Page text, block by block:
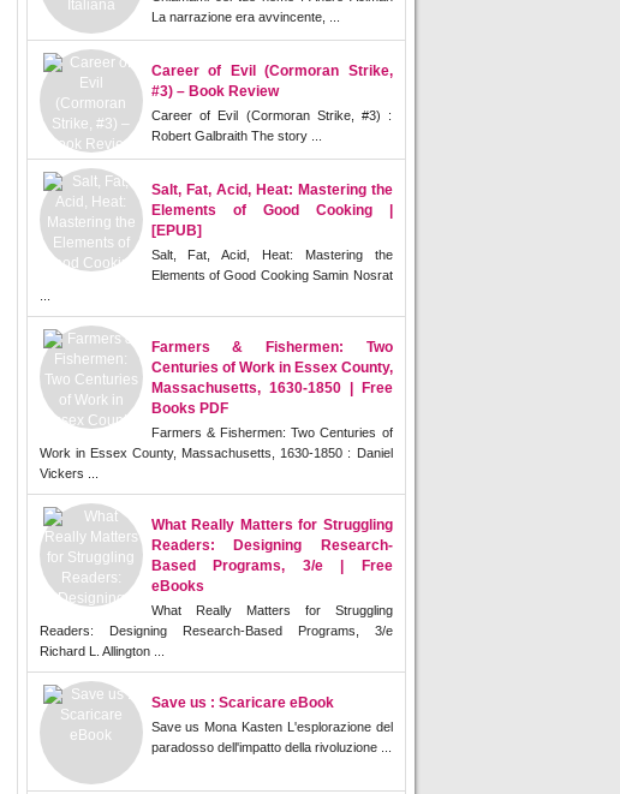
La narrazione era avvincente, ...
Career of Evil (Cormoran Strike,
#3) – Book Review
Career of Evil (Cormoran Strike, #3) :
Robert Galbraith The story ...
Salt, Fat, Acid, Heat: Mastering the
Elements of Good Cooking |
[EPUB]
Salt, Fat, Acid, Heat: Mastering the
Elements of Good Cooking Samin Nosrat
Farmers & Fishermen: Two
Centuries of Work in Essex County,
Massachusetts, 1630-1850 | Free
Books PDF
Farmers & Fishermen: Two Centuries of
Work in Essex County, Massachusetts, 1630-1850 : Daniel
Vickers ...
What Really Matters for Struggling
Readers: Designing Research-
Based Programs, 3/e | Free
eBooks
What Really Matters for Struggling
Readers: Designing Research-Based Programs, 3/e
Richard L. Allington ...
Save us : Scaricare eBook
Save us Mona Kasten L'esplorazione del
paradosso dell'impatto della rivoluzione ...